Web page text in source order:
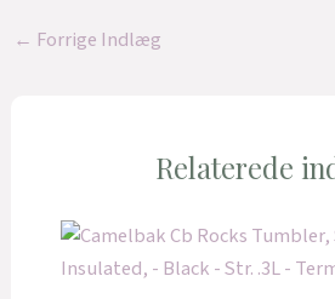
← Forrige Indlæg
Relaterede